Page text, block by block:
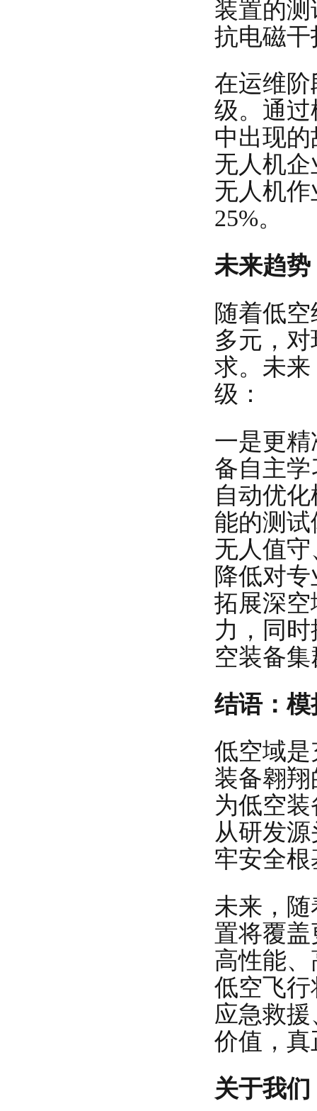
装置的
抗电磁
在运维
级。通
中出现
无人机
无人机
25%。
未来趋
随着低
多元，
求。未
级：
一是更
备自主
自动优
能的测
无人值
降低对
拓展深
力，同
空装备
结语：
低空域
装备翱
为低空
从研发
牢安全根
未来，
置将覆
高性能
低空飞
应急救
价值，
关于我们